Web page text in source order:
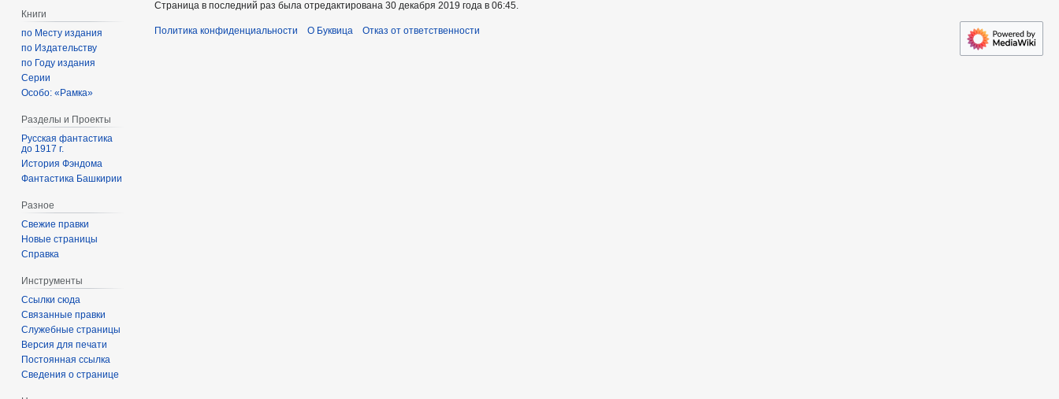
Книги
по Месту издания
по Издательству
по Году издания
Серии
Особо: «Рамка»
Разделы и Проекты
Русская фантастика
до 1917 г.
История Фэндома
Фантастика Башкирии
Разное
Свежие правки
Новые страницы
Справка
Инструменты
Ссылки сюда
Связанные правки
Служебные страницы
Версия для печати
Постоянная ссылка
Сведения о странице
Страница в последний раз была отредактирована 30 декабря 2019 года в 06:45.
Политика конфиденциальности О Буквица Отказ от ответственности